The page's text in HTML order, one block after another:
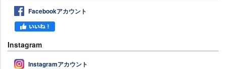
Facebookアカウント
Instagram
Instagramアカウント